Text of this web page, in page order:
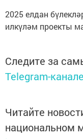
2025 елдан
илкүләм проекты
Следите за
Telegram-канале
Читайте
национальном